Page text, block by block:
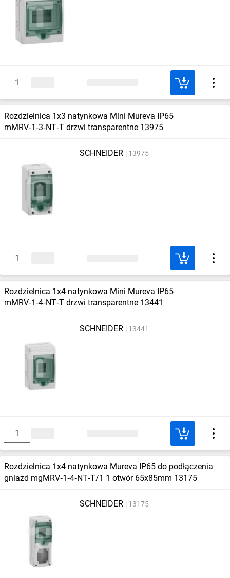
Rozdzielnica 1x3 natynkowa Mini Mureva IP65
mMRV‑1‑3‑NT‑T drzwi transparentne 13975
SCHNEIDER 13975
Rozdzielnica 1x4 natynkowa Mini Mureva IP65
mMRV‑1‑4‑NT‑T drzwi transparentne 13441
SCHNEIDER 13441
Rozdzielnica 1x4 natynkowa Mureva IP65 do podłączenia
gniazd mgMRV‑1‑4‑NT‑T/1 1 otwór 65x85mm 13175
SCHNEIDER 13175